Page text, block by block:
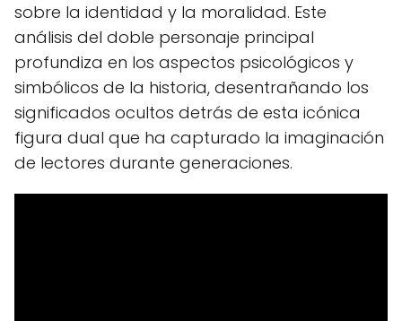
sobre la identidad y la moralidad. Este
análisis del doble personaje principal
profundiza en los aspectos psicológicos y
simbólicos de la historia, desentrañando los
significados ocultos detrás de esta icónica
figura dual que ha capturado la imaginación
de lectores durante generaciones.